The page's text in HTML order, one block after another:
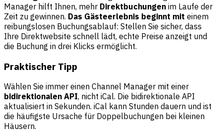
Manager hilft Ihnen, mehr Direktbuchungen im Laufe der
Zeit zu gewinnen. Das Gästeerlebnis beginnt mit einem
reibungslosen Buchungsablauf: Stellen Sie sicher, dass
Ihre Direktwebsite schnell lädt, echte Preise anzeigt und
die Buchung in drei Klicks ermöglicht.
Praktischer Tipp
Wählen Sie immer einen Channel Manager mit einer
bidirektionalen API, nicht iCal. Die bidirektionale API
aktualisiert in Sekunden. iCal kann Stunden dauern und ist
die häufigste Ursache für Doppelbuchungen bei kleinen
Häusern.